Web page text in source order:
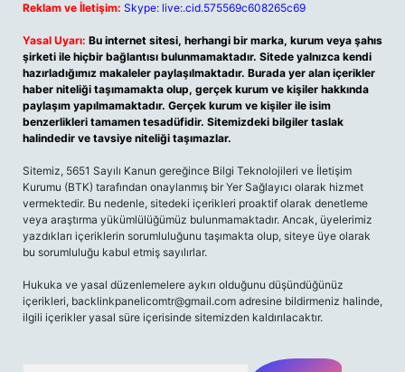
Reklam ve İletişim: Skype: live:.cid.575569c608265c69
Yasal Uyarı: Bu internet sitesi, herhangi bir marka, kurum veya şahıs
şirketi ile hiçbir bağlantısı bulunmamaktadır. Sitede yalnızca kendi
hazırladığımız makaleler paylaşılmaktadır. Burada yer alan içerikler
haber niteliği taşımamakta olup, gerçek kurum ve kişiler hakkında
paylaşım yapılmamaktadır. Gerçek kurum ve kişiler ile isim
benzerlikleri tamamen tesadüfidir. Sitemizdeki bilgiler taslak
halindedir ve tavsiye niteliği taşımazlar.
Sitemiz, 5651 Sayılı Kanun gereğince Bilgi Teknolojileri ve İletişim
Kurumu (BTK) tarafından onaylanmış bir Yer Sağlayıcı olarak hizmet
vermektedir. Bu nedenle, sitedeki içerikleri proaktif olarak denetleme
veya araştırma yükümlülüğümüz bulunmamaktadır. Ancak, üyelerimiz
yazdıkları içeriklerin sorumluluğunu taşımakta olup, siteye üye olarak
bu sorumluluğu kabul etmiş sayılırlar.
Hukuka ve yasal düzenlemelere aykırı olduğunu düşündüğünüz
içerikleri, backlinkpanelicomtr@gmail.com adresine bildirmeniz halinde,
ilgili içerikler yasal süre içerisinde sitemizden kaldırılacaktır.